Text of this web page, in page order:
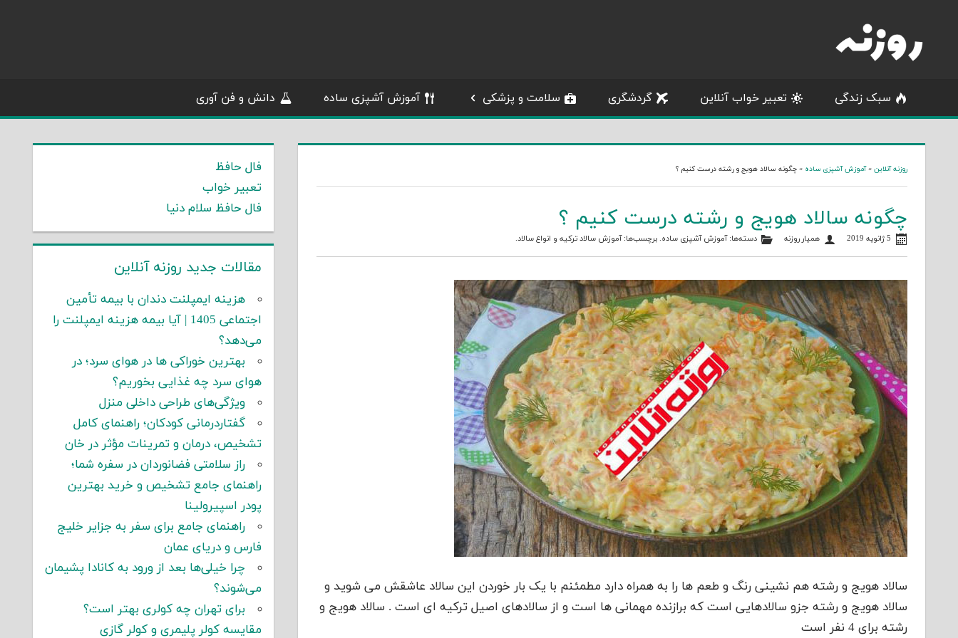
content
سبک زندگی تعبیر خواب آنلاین گردشگری سلامت و پزشکی آموزش آشپزی ساده دانش و فن آوری
روزنه آنلاین »آموزش آشپزی ساده »چگونه سالاد هویج و رشته درست کنیم ؟
چگونه سالاد هویج و رشته درست کنیم ؟
5 ژانویه 2019 همیار روزنه دسته‌ها:آموزش آشپزی ساده. برچسب‌ها:آموزش سالاد ترکیه و انواع سالاد.
سالاد هویج و رشته هم نشینی رنگ و طعم ها را به همراه دارد مطمئنم با یک بار خوردن این سالاد عاشقش می شوید و
سالاد هویج و رشته جزو سالادهایی است که برازنده مهمانی ها است و از سالادهای اصیل ترکیه ای است . سالاد هویج و
رشته برای 4 نفر است
فال حافظ
تعبیر خواب
فال حافظ سلام دنیا
مقالات جدید روزنه آنلاین
هزینه ایمپلنت دندان با بیمه تأمین
اجتماعی 1405 | آیا بیمه هزینه ایمپلنت را
می‌دهد؟
بهترین خوراکی ها در هوای سرد؛ در
هوای سرد چه غذایی بخوریم؟
ویژگی‌های طراحی داخلی منزل
گفتاردرمانی کودکان؛ راهنمای کامل
تشخیص، درمان و تمرینات مؤثر در خان
راز سلامتی فضانوردان در سفره شما؛
راهنمای جامع تشخیص و خرید بهترین
پودر اسپیرولینا
راهنمای جامع برای سفر به جزایر خلیج
فارس و دریای عمان
چرا خیلی‌ها بعد از ورود به کانادا پشیمان
می‌شوند؟
برای تهران چه کولری بهتر است؟
مقایسه کولر پلیمری و کولر گازی